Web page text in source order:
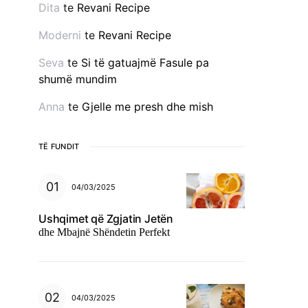
Dita te Revani Recipe
Moderni te Revani Recipe
Seva te Si të gatuajmë Fasule pa
shumë mundim
Anna te Gjelle me presh dhe mish
TË FUNDIT
04/03/2025
Ushqimet që Zgjatin Jetën
dhe Mbajnë Shëndetin Perfekt
04/03/2025